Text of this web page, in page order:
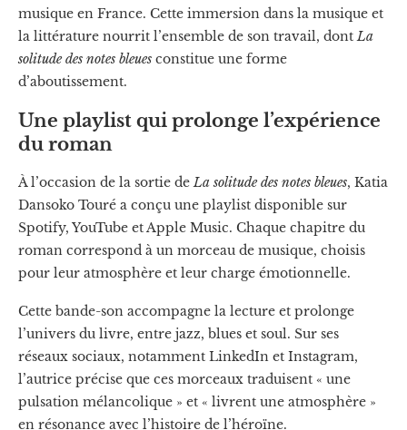
musique en France. Cette immersion dans la musique et
la littérature nourrit l’ensemble de son travail, dontLa
solitude des notes bleues constitue une forme
d’aboutissement.
Une playlist qui prolonge l’expérience
du roman
À l’occasion de la sortie deLa solitude des notes bleues, Katia
Dansoko Touré a conçu une playlist disponible sur
Spotify, YouTube et Apple Music. Chaque chapitre du
roman correspond à un morceau de musique, choisis
pour leur atmosphère et leur charge émotionnelle.
Cette bande-son accompagne la lecture et prolonge
l’univers du livre, entre jazz, blues et soul. Sur ses
réseaux sociaux, notamment LinkedIn et Instagram,
l’autrice précise que ces morceaux traduisent « une
pulsation mélancolique » et « livrent une atmosphère »
en résonance avec l’histoire de l’héroïne.